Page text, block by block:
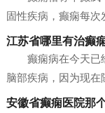
固性疾病，癫痫每次
江苏省哪里有治癫
癫痫病在今天已
脑部疾病，因为现在
安徽省癫痫医院那